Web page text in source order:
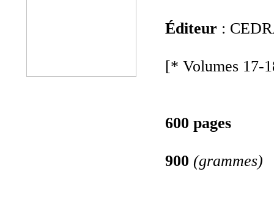
Éditeur :
[* Volumes 17-
600 pages
900 (grammes)